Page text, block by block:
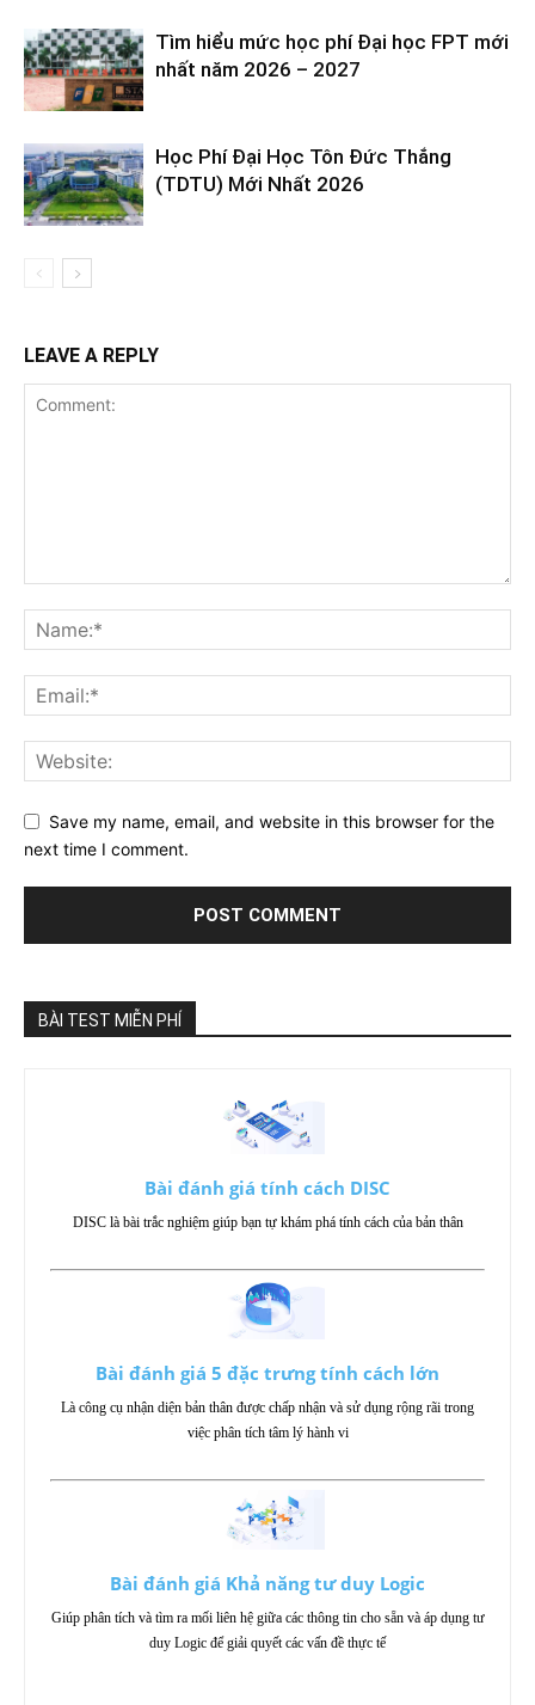
Tìm hiểu mức học phí Đại học FPT mới
nhất năm 2026 – 2027
Học Phí Đại Học Tôn Đức Thắng
(TDTU) Mới Nhất 2026
LEAVE A REPLY
Save my name, email, and website in this browser for the
next time I comment.
BÀI TEST MIỄN PHÍ
Bài đánh giá tính cách DISC
DISC là bài trắc nghiệm giúp bạn tự khám phá tính cách của bản thân
Bài đánh giá 5 đặc trưng tính cách lớn
Là công cụ nhận diện bản thân được chấp nhận và sử dụng rộng rãi trong
việc phân tích tâm lý hành vi
Bài đánh giá Khả năng tư duy Logic
Giúp phân tích và tìm ra mối liên hệ giữa các thông tin cho sẵn và áp dụng tư
duy Logic để giải quyết các vấn đề thực tế